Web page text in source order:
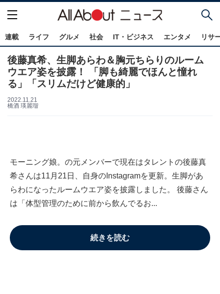
連載 ライフ グルメ 社会 IT・ビジネス エンタメ リサ
後藤真希、生脚あらわ＆胸元ちらりのルーム
ウエア姿を披露！ 「脚も綺麗でほんと憧れ
る」「スリムだけど健康的」
2022.11.21
橋酒 瑛麗瑠
モーニング娘。の元メンバーで現在はタレントの後藤真
希さんは11月21日、自身のInstagramを更新。生脚があ
らわになったルームウエア姿を披露しました。 後藤さん
は「体型管理のために前から飲んでるお...
続きを読む